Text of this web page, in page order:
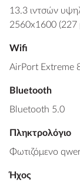
13.3 ιντσών
2560x1600 (227
Wifi
AirPort Extreme
Bluetooth
Bluetooth 5.0
Πληκτρολόγιο
Φωτιζόμενο
Ήχος